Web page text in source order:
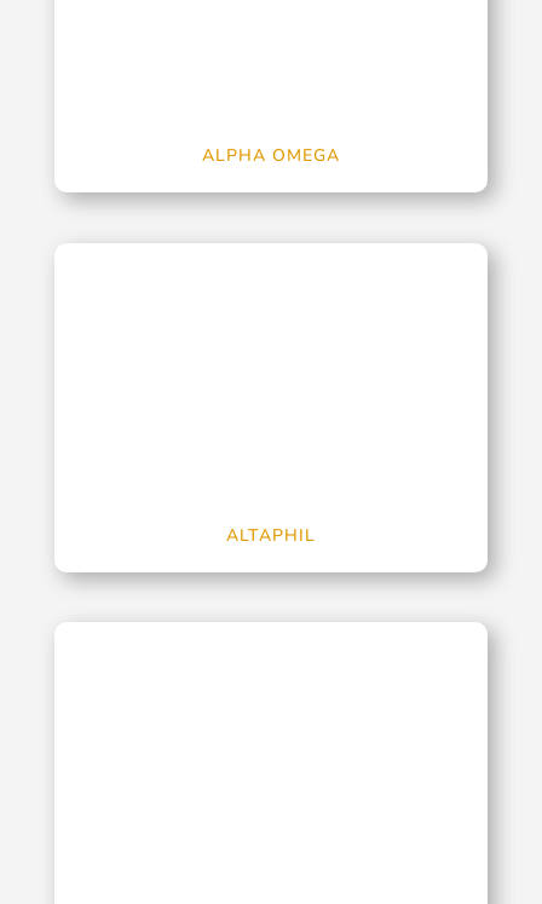
ALPHA OMEGA
ALTAPHIL